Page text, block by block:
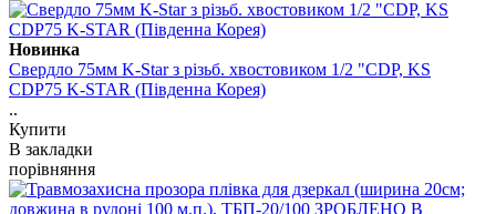
Новинка
Свердло 75мм K-Star з різьб. хвостовиком 1/2 "CDP, KS
CDP75 K-STAR (Південна Корея)
..
Купити
В закладки
порівняння